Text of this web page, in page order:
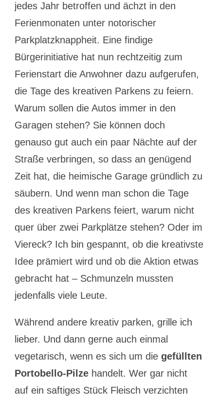
jedes Jahr betroffen und ächzt in den
Ferienmonaten unter notorischer
Parkplatzknappheit. Eine findige
Bürgerinitiative hat nun rechtzeitig zum
Ferienstart die Anwohner dazu aufgerufen,
die Tage des kreativen Parkens zu feiern.
Warum sollen die Autos immer in den
Garagen stehen? Sie können doch
genauso gut auch ein paar Nächte auf der
Straße verbringen, so dass an genügend
Zeit hat, die heimische Garage gründlich zu
säubern. Und wenn man schon die Tage
des kreativen Parkens feiert, warum nicht
quer über zwei Parkplätze stehen? Oder im
Viereck? Ich bin gespannt, ob die kreativste
Idee prämiert wird und ob die Aktion etwas
gebracht hat – Schmunzeln mussten
jedenfalls viele Leute.
Während andere kreativ parken, grille ich
lieber. Und dann gerne auch einmal
vegetarisch, wenn es sich um die gefüllten
Portobello-Pilzehandelt. Wer gar nicht
auf ein saftiges Stück Fleisch verzichten